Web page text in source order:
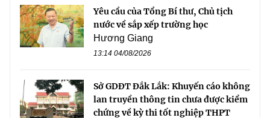
Yêu cầu của Tổng Bí thư, Chủ tịch
nước về sắp xếp trường học
Hương Giang
13:14 04/08/2026
Sở GDĐT Đắk Lắk: Khuyến cáo không
lan truyền thông tin chưa được kiểm
chứng về kỳ thi tốt nghiệp THPT